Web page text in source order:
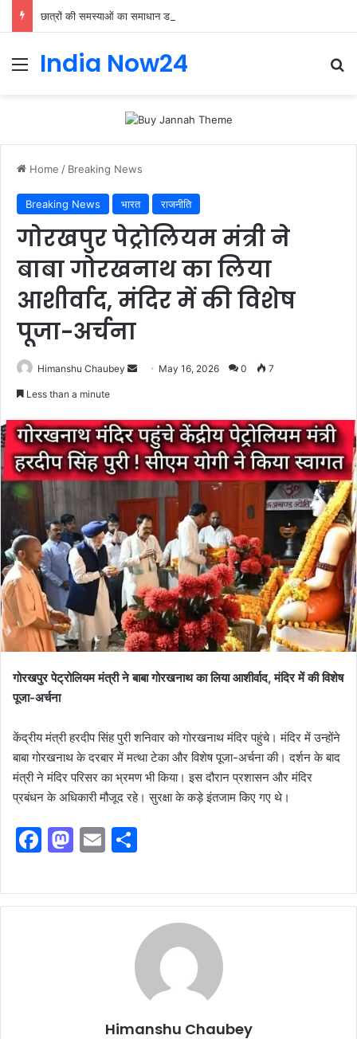
India Now24
Home / Breaking News
Breaking News भारत राजनीति
गोरखपुर पेट्रोलियम मंत्री ने
बाबा गोरखनाथ का लिया
आशीर्वाद, मंदिर में की विशेष
पूजा-अर्चना
Himanshu Chaubey May 16, 2026 0 7
Less than a minute
गोरखपुर पेट्रोलियम मंत्री ने बाबा गोरखनाथ का लिया आशीर्वाद, मंदिर में की विशेष
पूजा-अर्चना
केंद्रीय मंत्री हरदीप सिंह पुरी शनिवार को गोरखनाथ मंदिर पहुंचे। मंदिर में उन्होंने
बाबा गोरखनाथ के दरबार में मत्था टेका और विशेष पूजा-अर्चना की। दर्शन के बाद
मंत्री ने मंदिर परिसर का भ्रमण भी किया। इस दौरान प्रशासन और मंदिर
प्रबंधन के अधिकारी मौजूद रहे। सुरक्षा के कड़े इंतजाम किए गए थे।
F
c
e
M
st
o
E
ai
l
ar
e
Himanshu Chaubey